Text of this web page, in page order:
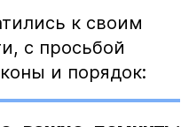
к своим
с просьбой
и порядок: